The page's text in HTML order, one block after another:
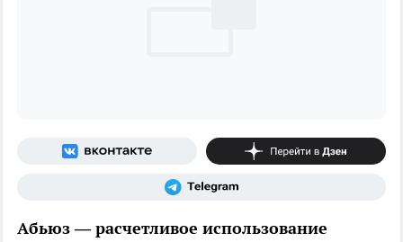
Абьюз — расчетливое использование